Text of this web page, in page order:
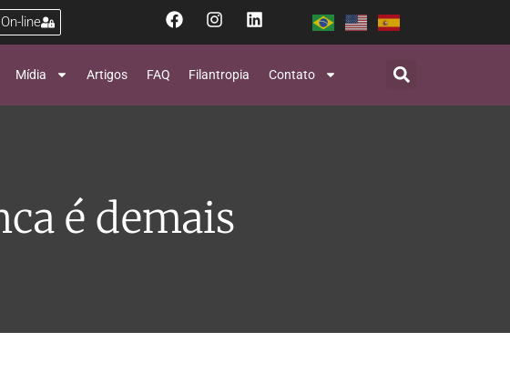
line
Mídia Artigos FAQ Filantropia Contato
é demais